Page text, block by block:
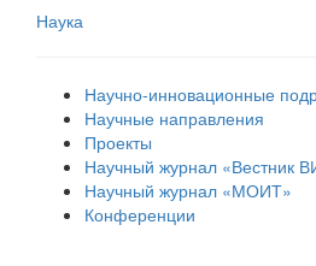
Наука
Научно-инновационные
Научные направления
Проекты
Научный журнал «Вестник
Научный журнал «МОИТ»
Конференции